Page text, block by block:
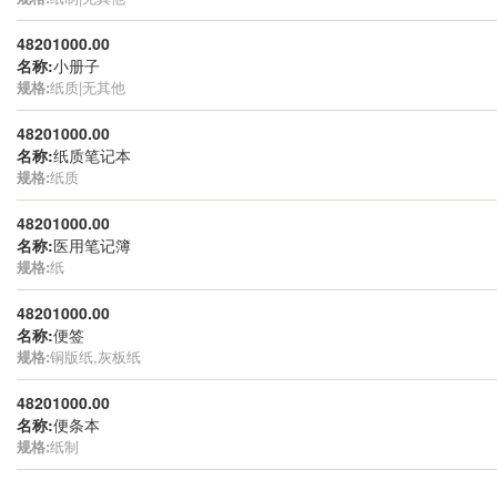
48201000.00
名称:小册子
规格:纸质|无其他
48201000.00
名称:纸质笔记本
规格:纸质
48201000.00
名称:医用笔记簿
规格:纸
48201000.00
名称:便签
规格:铜版纸,灰板纸
48201000.00
名称:便条本
规格:纸制